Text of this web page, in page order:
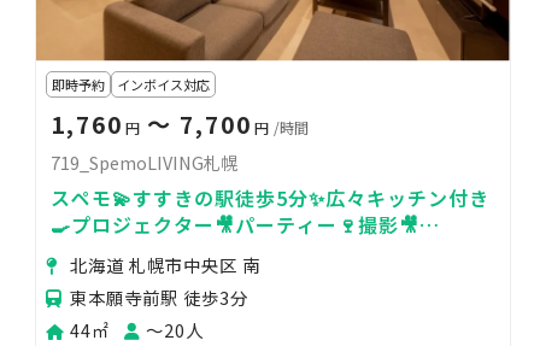
即時予約 インボイス対応
1,760 円〜 7,700 円 /時間
719_SpemoLIVING札幌
スペモ💫すすきの駅徒歩5分✨広々キッチン付き
🍳プロジェクター🎥パーティー🍷撮影🎥
719_SpemoLIVING札幌
北海道 札幌市中央区 南
東本願寺前駅 徒歩3分
44㎡
〜20人